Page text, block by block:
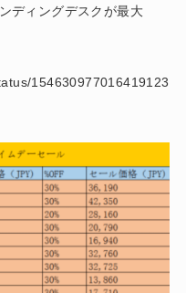
ディングデスクが最大
154630977016419123